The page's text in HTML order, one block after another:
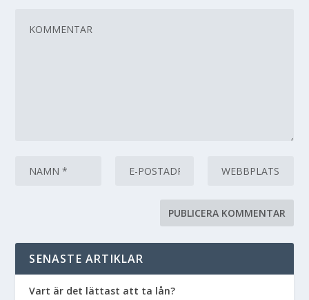
SENASTE ARTIKLAR
Vart är det lättast att ta lån?